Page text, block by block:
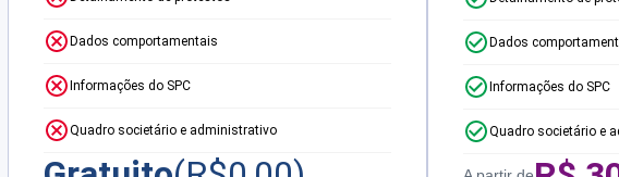
Dados comportamentais
Informações do SPC
Quadro societário e administrativo
Dados
Informações do SPC
Quadro societário e